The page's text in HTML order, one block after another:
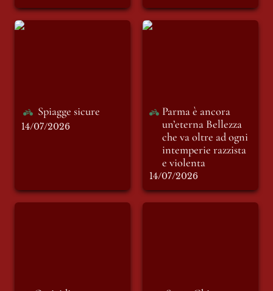
Spiagge sicure
Spiagge sicure
14/07/2026
Parma è ancora
Parma è ancora
un’eterna Bellezza
che va oltre ad ogni
intemperie razzista
e violenta
14/07/2026